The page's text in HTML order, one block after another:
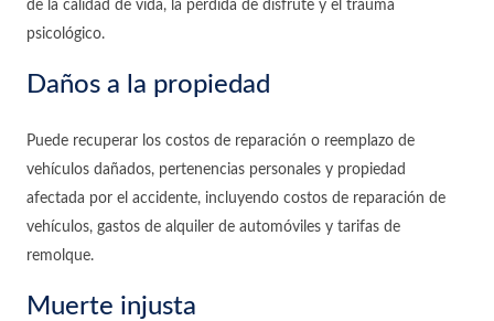
de la calidad de vida, la pérdida de disfrute y el trauma
psicológico.
Daños a la propiedad
Puede recuperar los costos de reparación o reemplazo de
vehículos dañados, pertenencias personales y propiedad
afectada por el accidente, incluyendo costos de reparación de
vehículos, gastos de alquiler de automóviles y tarifas de
remolque.
Muerte injusta